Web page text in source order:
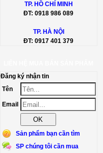
TP. HỒ CHÍ MINH
ĐT:0918 986 089
TP. HÀ NỘI
ĐT:0917 401 379
Đăng ký nhận tin
Tên
Email
Sản phẩm bạn cần tìm
SP chúng tôi cần mua